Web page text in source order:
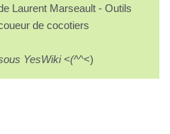
Laurent Marseault - Outils
de cocotiers
YesWiki <(^^<)